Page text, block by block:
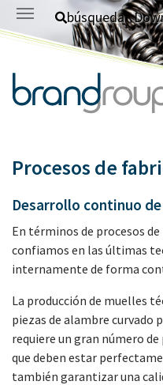
Saltar al contenido principal
búsqueda
Procesos de
Desarrollo continuo
En términos de procesos
confiamos en las últimas
internamente de forma
La producción de muelles
piezas de alambre curvado
requiere un gran número
que deben estar
también garantizar una